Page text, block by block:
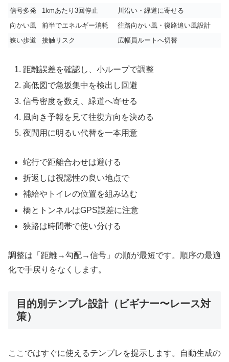
信号多発
1kmあたり3回停止
川沿い・緑道に寄せる
向かい風
前半でエネルギー消耗
往路向かい風・復路追い風設計
狭い歩道
接触リスク 広幅員ルートへ切替
距離誤差を確認し、小ループで調整
高低図で急坂集中を検出し回避
信号密度を数え、緑道へ寄せる
風向き予報を見て往復方向を決める
夜間用に明るい代替を一本用意
蛇行で距離合わせは避ける
折返しは視認性の良い地点で
補給やトイレの位置を組み込む
橋とトンネルはGPS誤差に注意
狭路は時間帯で使い分ける
調整は「距離→勾配→信号」の順が最短です。順序の最適
化で手戻りをなくします。
目的別テンプレ設計（ビギナー〜レース対
策）
ここではすぐに使えるテンプレを提示します。自動生成の